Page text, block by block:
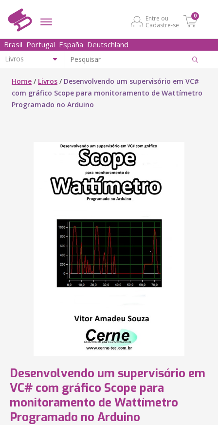
Entre ou
Cadastre-se
0
Brasil Portugal España Deutschland
Home / Livros / Desenvolvendo um supervisório em VC#
com gráfico Scope para monitoramento de Wattímetro
Programado no Arduino
Desenvolvendo um supervisório em
VC# com gráfico Scope para
monitoramento de Wattímetro
Programado no Arduino